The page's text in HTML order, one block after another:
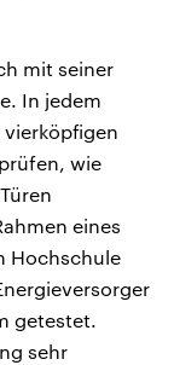
mit seiner
In jedem
vierköpfigen
wie
eines
Hochschule
getestet.
sehr